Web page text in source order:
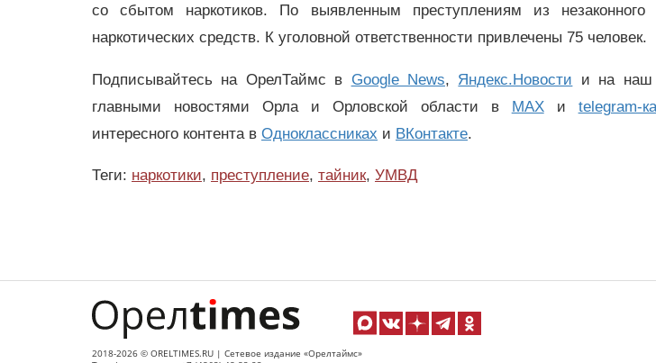
со сбытом наркотиков. По выявленным преступлениям из незаконного
наркотических средств. К уголовной ответственности привлечены 75 человек.
Подписывайтесь на ОрелТаймс в Google News, Яндекс.Новости и на наш
главными новостями Орла и Орловской области в MAXи telegram-
интересного контента в Одноклассниках и ВКонтакте.
Теги: наркотики, преступление, тайник, УМВД
2018-2026 © ORELTIMES.RU | Сетевое издание «Орелтаймс»